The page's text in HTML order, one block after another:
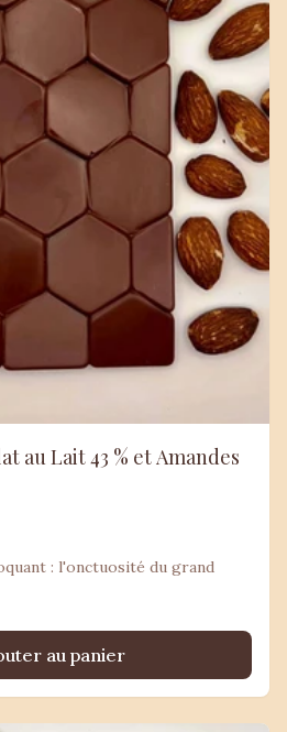
au Lait 43 % et Amandes
: l'onctuosité du grand
au panier